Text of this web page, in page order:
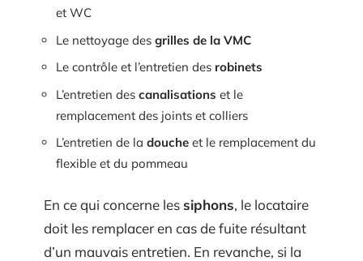
et WC
Le nettoyage des grilles de la VMC
Le contrôle et l’entretien des robinets
L’entretien des canalisations et le
remplacement des joints et colliers
L’entretien de la douche et le remplacement du
flexible et du pommeau
En ce qui concerne lessiphons, le locataire
doit les remplacer en cas de fuite résultant
d’un mauvais entretien. En revanche, si la